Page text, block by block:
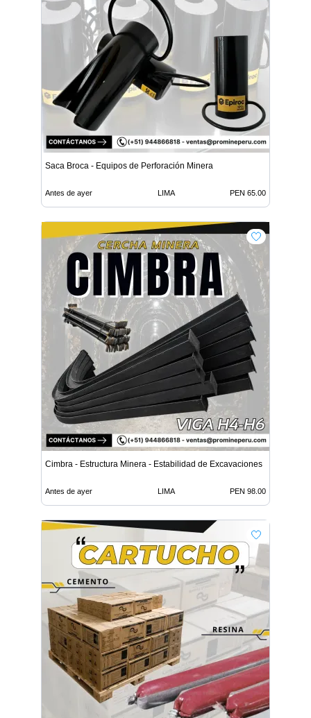
Saca Broca - Equipos de Perforación Minera
Antes de ayer LIMA PEN 65.00
Cimbra - Estructura Minera - Estabilidad de Excavaciones
Antes de ayer LIMA PEN 98.00